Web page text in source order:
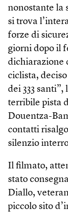
nonostante la
si trova
forze di
giorni dopo il
dichiarazione
ciclista,
dei 333
terribile pista
Douentza-
contatti
silenzio
Il filmato,
stato
Diallo,
piccolo sito